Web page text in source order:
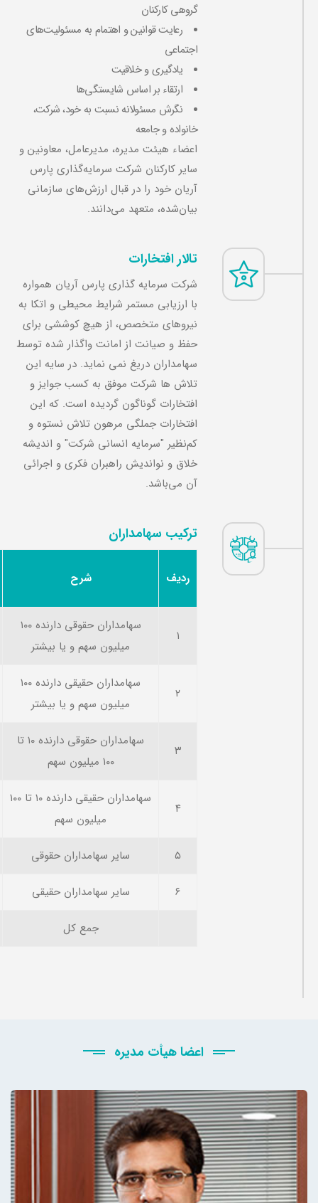
گروهی کارکنان
رعایت قوانین و اهتمام به مسئولیت‌های
اجتماعی
یادگیری و خلاقیت
ارتقاء بر اساس شایستگی‌ها
نگرش مسئولانه نسبت به خود، شرکت،
خانواده و جامعه
اعضاء هیئت مدیره، مدیرعامل، معاونین و
سایر کارکنان شرکت سرمایه‌گذاری پارس
آریان خود را در قبال ارزش‌های سازمانی
بیان‌شده، متعهد می‌دانند.
تالار افتخارات
شرکت سرمایه گذاری پارس آریان همواره
با ارزیابی مستمر شرایط محیطی و اتکا به
نیروهای متخصص، از هیچ کوششی برای
حفظ و صیانت از امانت واگذار شده توسط
سهامداران دریغ نمی نماید. در سایه این
تلاش ها شرکت موفق به کسب جوایز و
افتخارات گوناگون گردیده است. که این
افتخارات جملگی مرهون تلاش نستوه و
کم‌نظیر "سرمایه انسانی شرکت" و اندیشه
خلاق و نواندیش راهبران فکری و اجرائی
آن می‌باشد.
ترکیب سهامداران
ردیف شرح
۱
سهامداران حقوقی دارنده ۱۰۰
میلیون سهم و یا بیشتر
۲
سهامداران حقیقی دارنده ۱۰۰
میلیون سهم و یا بیشتر
۳
سهامداران حقوقی دارنده ۱۰ تا
۱۰۰ میلیون سهم
۴
سهامداران حقیقی دارنده ۱۰ تا ۱۰۰
میلیون سهم
۵ سایر سهامداران حقوقی
۶ سایر سهامداران حقیقی
جمع کل
اعضا هیأت مدیره